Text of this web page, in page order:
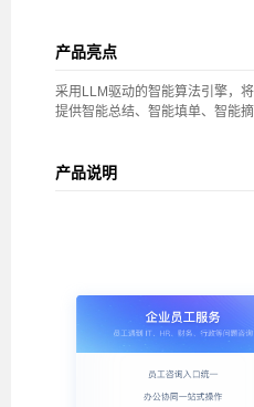
产品亮点
采用LLM驱动的智能算法引擎，
提供智能总结、智能填单、智能
产品说明